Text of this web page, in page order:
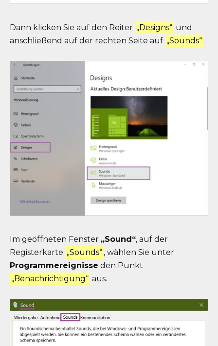
Dann klicken Sie auf den Reiter „Designs“ und
anschließend auf der rechten Seite auf „Sounds“ .
Im geöffneten Fenster „Sound“, auf der
Registerkarte „Sounds“ , wählen Sie unter
Programmereignisse den Punkt
„Benachrichtigung“ aus.